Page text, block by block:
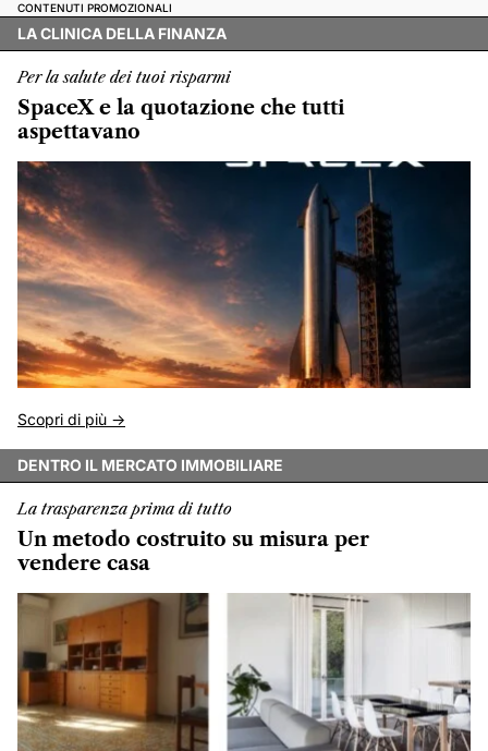
CONTENUTI PROMOZIONALI
LA CLINICA DELLA FINANZA
Per la salute dei tuoi risparmi
SpaceX e la quotazione che tutti
aspettavano
Scopri di più ->
DENTRO IL MERCATO IMMOBILIARE
La trasparenza prima di tutto
Un metodo costruito su misura per
vendere casa